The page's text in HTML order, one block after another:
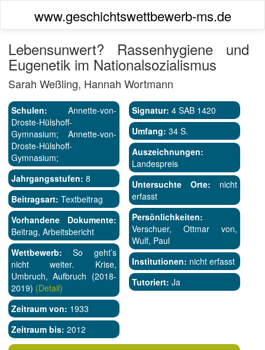
www.geschichtswettbewerb-ms.de
Lebensunwert? Rassenhygiene und
Eugenetik im Nationalsozialismus
Sarah Weßling, Hannah Wortmann
Schulen: Annette-von-
Droste-Hülshoff-
Gymnasium; Annette-von-
Droste-Hülshoff-
Gymnasium;
Jahrgangsstufen: 8
Beitragsart: Textbeitrag
Vorhandene Dokumente:
Beitrag, Arbeitsbericht
Wettbewerb: So geht’s
nicht weiter. Krise,
Umbruch, Aufbruch (2018-
2019) (Detail)
Zeitraum von: 1933
Zeitraum bis: 2012
Signatur: 4 SAB 1420
Umfang: 34 S.
Auszeichnungen:
Landespreis
Untersuchte Orte: nicht
erfasst
Persönlichkeiten:
Verschuer, Ottmar von,
Wulf, Paul
Institutionen: nicht erfasst
Tutoriert: Ja